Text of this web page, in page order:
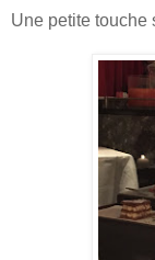
Une petite touche